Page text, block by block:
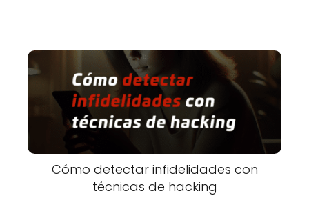
Cómo detectar infidelidades con
técnicas de hacking